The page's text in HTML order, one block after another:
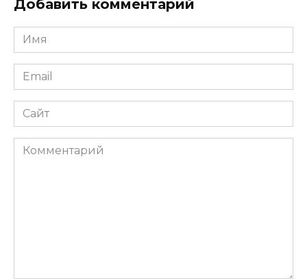
Добавить комментарий
Имя
*
Email
*
Сайт
Комментарий